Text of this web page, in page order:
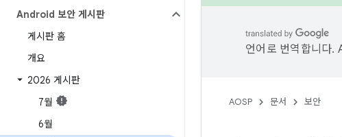
Android 보안 게시판
게시판 홈
개요
2026 게시판
7월
6월
언어로 번역합니다.
AOSP 문서 보안